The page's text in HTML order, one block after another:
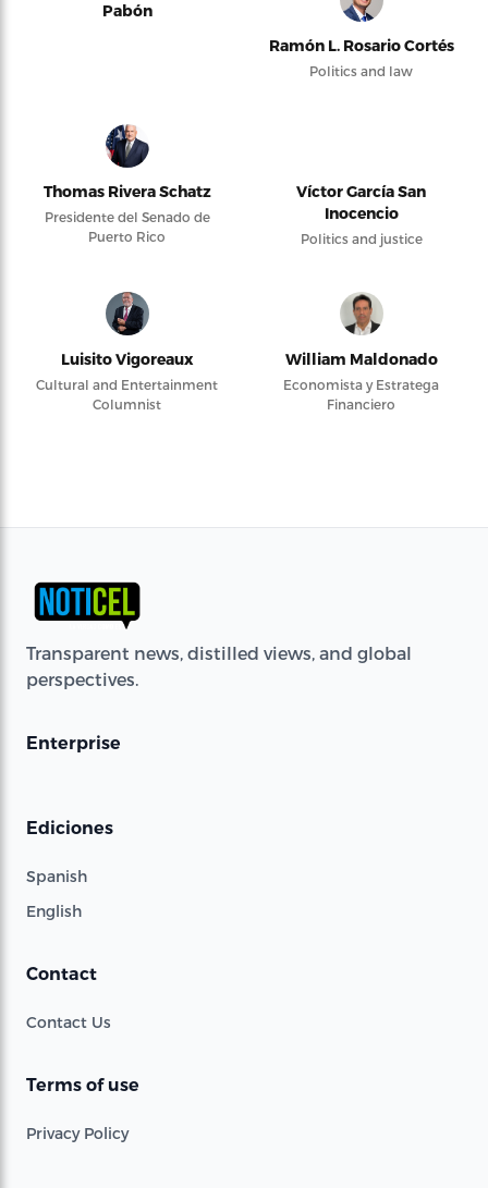
Pabón
Ramón L. Rosario Cortés
Politics and law
Thomas Rivera Schatz
Presidente del Senado de
Puerto Rico
Víctor García San
Inocencio
Politics and justice
Luisito Vigoreaux
Cultural and Entertainment
Columnist
William Maldonado
Economista y Estratega
Financiero
Transparent news, distilled views, and global
perspectives.
Enterprise
Ediciones
Spanish
English
Contact
Contact Us
Terms of use
Privacy Policy